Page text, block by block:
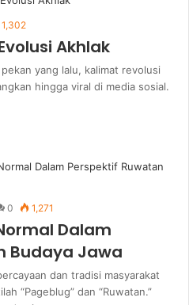
1,302
Akhlak
yang lalu, kalimat revolusi
hingga viral di media sosial.
0 1,271
Dalam
Budaya Jawa
dan tradisi masyarakat
“Pageblug” dan “Ruwatan.”